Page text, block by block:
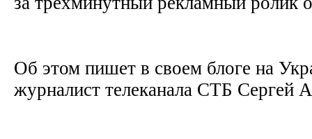
Об этом пишет в своем блоге на
журналист телеканала СТБ Сергей